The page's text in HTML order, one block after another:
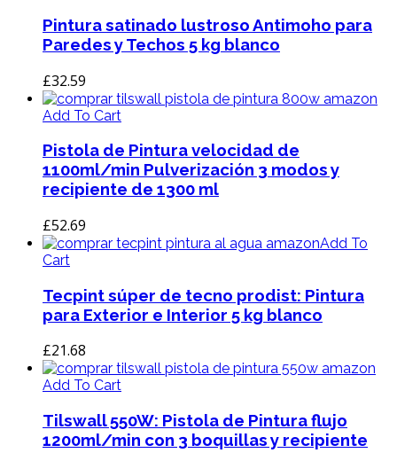
Pintura satinado lustroso Antimoho para
Paredes y Techos 5 kg blanco
£32.59
Add To Cart
Pistola de Pintura velocidad de
1100ml/min Pulverización 3 modos y
recipiente de 1300 ml
£52.69
Add To
Cart
Tecpint súper de tecno prodist: Pintura
para Exterior e Interior 5 kg blanco
£21.68
Add To Cart
Tilswall 550W: Pistola de Pintura flujo
1200ml/min con 3 boquillas y recipiente